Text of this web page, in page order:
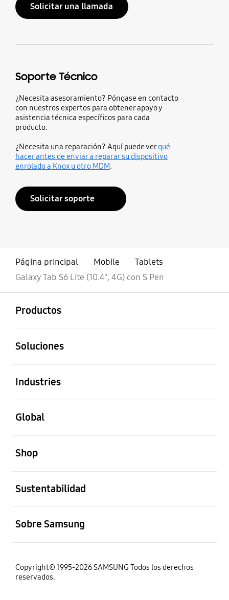
Solicitar una llamada
Soporte Técnico
¿Necesita asesoramiento? Póngase en contacto
con nuestros expertos para obtener apoyo y
asistencia técnica específicos para cada
producto.
¿Necesita una reparación? Aquí puede verqué
hacer antes de enviar a reparar su dispositivo
enrolado a Knox u otro MDM.
Solicitar soporte
Página principal Mobile
Tablets
Galaxy Tab S6 Lite (10.4", 4G) con S Pen
Productos
Soluciones
Industries
Global
Shop
Sustentabilidad
Sobre Samsung
Copyright© 1995-2026 SAMSUNG Todos los derechos
reservados.